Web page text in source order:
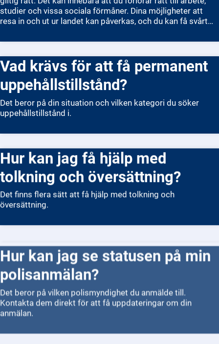
studier och vissa sociala förmåner. Dina möjligheter att
resa in och ut ur landet kan påverkas, och du kan få svårt
förlängning innan tillståndet löpte ut, får du ofta stanna
betyder att du kan fortsätta bo här lagligt under
beslutstiden. Om din ansökan avslås, kan du bli skyldig att
lämna landet och riskera att få avslag på ny ansökan om du
varit utan giltigt tillstånd.
Vad krävs för att få permanent
uppehållstillstånd?
Det beror på din situation och vilken kategori du söker
uppehållstillstånd i.
Hur kan jag få hjälp med
tolkning och översättning?
Det finns flera sätt att få hjälp med tolkning och
översättning.
Hur kan jag se statusen på min
polisanmälan?
Det beror på vilken polismyndighet du anmälde till.
Kontakta dem direkt för att få uppdateringar om din
anmälan.